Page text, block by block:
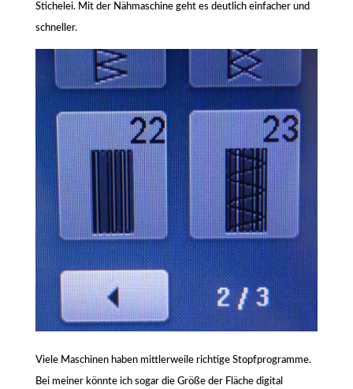
Stichelei. Mit der Nähmaschine geht es deutlich einfacher und
schneller.
Viele Maschinen haben mittlerweile richtige Stopfprogramme.
Bei meiner könnte ich sogar die Größe der Fläche digital